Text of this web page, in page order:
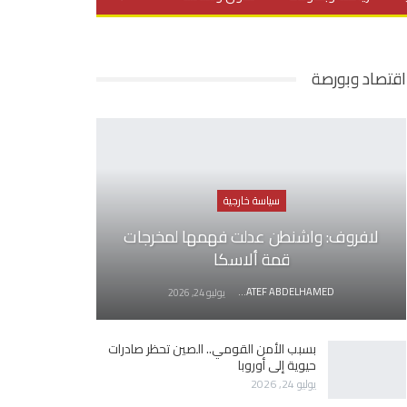
اقتصاد وبورصة
سياسة خارجية
لافروف: واشنطن عدلت فهمها لمخرجات
قمة ألاسكا
AWATEF ABDELHAMED يوليو 24, 2026
بسبب الأمن القومي.. الصين تحظر صادرات
حيوية إلى أوروبا
يوليو 24, 2026